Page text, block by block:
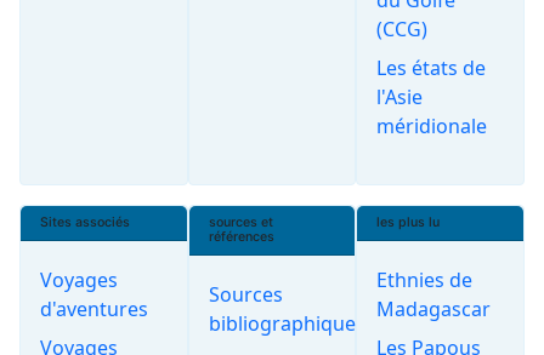
(CCG)
Les états de
l'Asie
méridionale
Sites associés
Voyages
d'aventures
Voyages
sources et
références
Sources
bibliographiques
les plus lu
Ethnies de
Madagascar
Les Papous